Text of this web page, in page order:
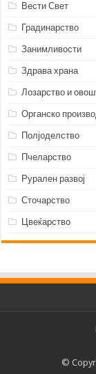
Вести Свет
Градинарство
Занимливости
Здрава храна
Лозарство и
Органско
Полјоделство
Пчеларство
Рурален развој
Сточарство
Цвеќарство
©